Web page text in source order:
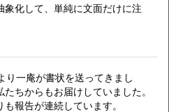
象化して、単純に文面だけに注
り一庵が書状を送ってきまし
ちからもお届けしていました。
報告が連続しています。